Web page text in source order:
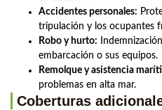
Accidentes personales:
tripulación y los ocupantes
Robo y hurto:
embarcación o sus equipos.
Remolque y asistencia
problemas en alta mar.
Coberturas